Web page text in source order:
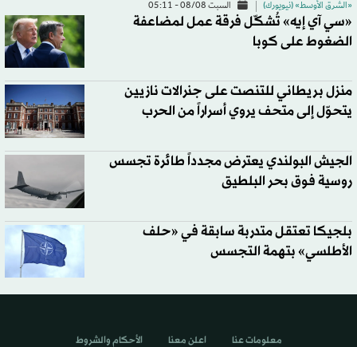
«الشرق الأوسط» (نيويورك) السبت 08/08 - 05:11
«سي آي إيه» تُشكّل فرقة عمل لمضاعفة
الضغوط على كوبا
منزل بريطاني للتنصت على جنرالات نازيين
يتحوّل إلى متحف يروي أسراراً من الحرب
الجيش البولندي يعترض مجدداً طائرة تجسس
روسية فوق بحر البلطيق
بلجيكا تعتقل متدربة سابقة في «حلف
الأطلسي» بتهمة التجسس
معلومات عنا اعلن معنا الأحكام والشروط